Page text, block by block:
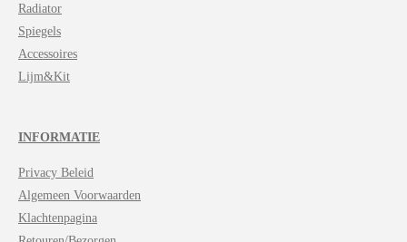
Radiator
Spiegels
Accessoires
Lijm&Kit
INFORMATIE
Privacy Beleid
Algemeen Voorwaarden
Klachtenpagina